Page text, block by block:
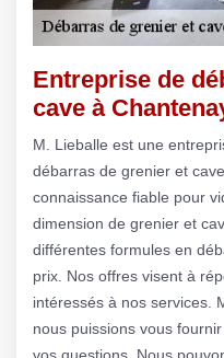
Entreprise de
cave à
M. Lieballe est une
débarras de grenier et
connaissance fiable pour
dimension de grenier et
différentes formules en
prix. Nos offres visent à
intéressés à nos services.
nous puissions vous
vos questions. Nous